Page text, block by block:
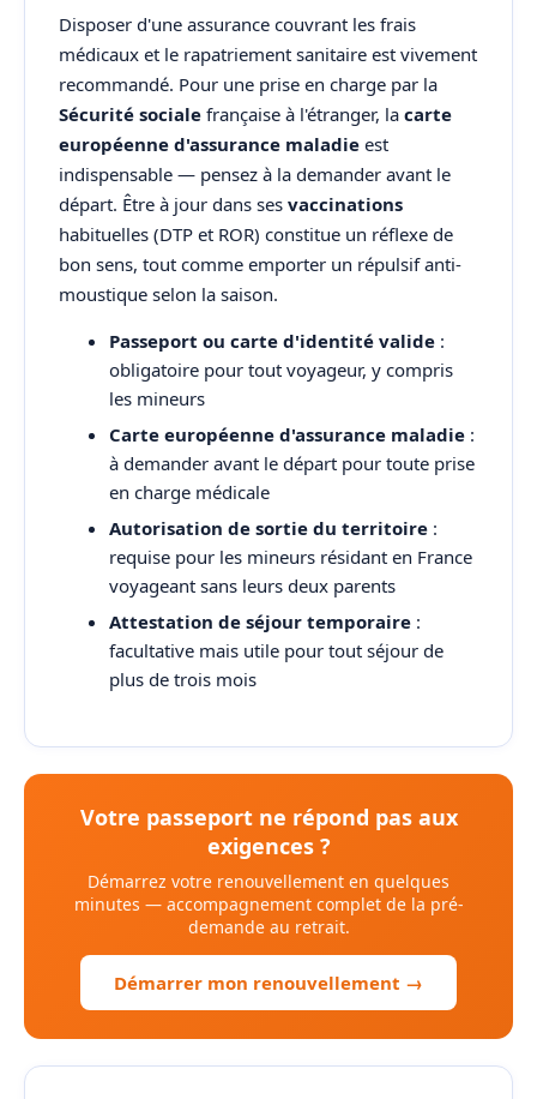
Disposer d'une assurance couvrant les frais
médicaux et le rapatriement sanitaire est vivement
recommandé. Pour une prise en charge par la
Sécurité sociale française à l'étranger, la carte
européenne d'assurance maladie est
indispensable — pensez à la demander avant le
départ. Être à jour dans ses vaccinations
habituelles (DTP et ROR) constitue un réflexe de
bon sens, tout comme emporter un répulsif anti-
moustique selon la saison.
Passeport ou carte d'identité valide :
obligatoire pour tout voyageur, y compris
les mineurs
Carte européenne d'assurance maladie :
à demander avant le départ pour toute prise
en charge médicale
Autorisation de sortie du territoire :
requise pour les mineurs résidant en France
voyageant sans leurs deux parents
Attestation de séjour temporaire :
facultative mais utile pour tout séjour de
plus de trois mois
Votre passeport ne répond pas aux
exigences ?
Démarrez votre renouvellement en quelques
minutes — accompagnement complet de la pré-
demande au retrait.
Démarrer mon renouvellement →